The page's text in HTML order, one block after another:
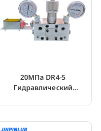
20МПа DR4-5
Гидравлический
двухлинейной системы